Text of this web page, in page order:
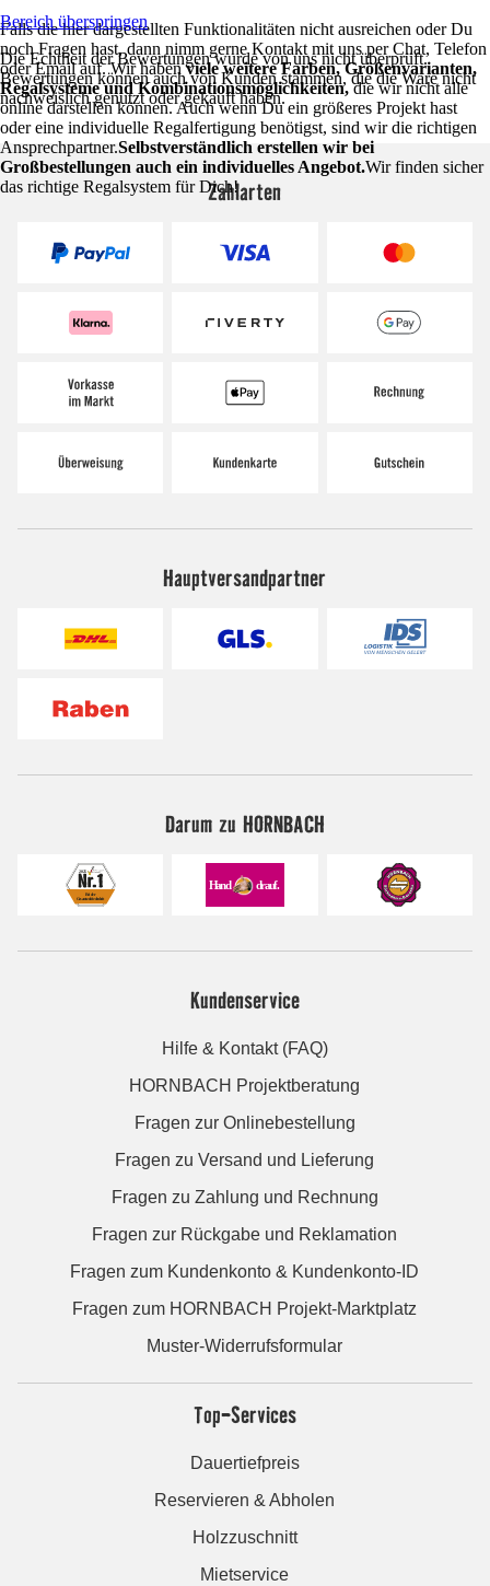
Falls die hier dargestellten Funktionalitäten nicht ausreichen oder Du
noch Fragen hast, dann nimm gerne Kontakt mit uns per Chat, Telefon
oder Email auf. Wir habenviele weitere Farben, Größenvarianten,
Regalsysteme und Kombinationsmöglichkeiten,die wir nicht alle
online darstellen können. Auch wenn Du ein größeres Projekt hast
oder eine individuelle Regalfertigung benötigst, sind wir die richtigen
Ansprechpartner.Selbstverständlich erstellen wir bei
Großbestellungen auch ein individuelles Angebot.Wir finden sicher
das richtige Regalsystem für Dich!
Bereich überspringen
Die Echtheit der Bewertungen wurde von uns nicht überprüft.
Bewertungen können auch von Kunden stammen, die die Ware nicht
nachweislich genutzt oder gekauft haben.
Zahlarten
Hauptversandpartner
Darum zu HORNBACH
Kundenservice
Hilfe & Kontakt (FAQ)
HORNBACH Projektberatung
Fragen zur Onlinebestellung
Fragen zu Versand und Lieferung
Fragen zu Zahlung und Rechnung
Fragen zur Rückgabe und Reklamation
Fragen zum Kundenkonto & Kundenkonto-ID
Fragen zum HORNBACH Projekt-Marktplatz
Muster-Widerrufsformular
Top-Services
Dauertiefpreis
Reservieren & Abholen
Holzzuschnitt
Mietservice